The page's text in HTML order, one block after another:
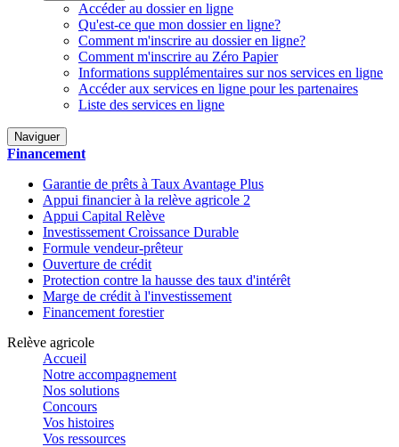
Accéder au dossier en ligne
Qu'est-ce que mon dossier en ligne?
Comment m'inscrire au dossier en ligne?
Comment m'inscrire au Zéro Papier
Informations supplémentaires sur nos services en ligne
Accéder aux services en ligne pour les partenaires
Liste des services en ligne
Naviguer
Financement
Garantie de prêts à Taux Avantage Plus
Appui financier à la relève agricole 2
Appui Capital Relève
Investissement Croissance Durable
Formule vendeur-prêteur
Ouverture de crédit
Protection contre la hausse des taux d'intérêt
Marge de crédit à l'investissement
Financement forestier
Relève agricole
Accueil
Notre accompagnement
Nos solutions
Concours
Vos histoires
Vos ressources